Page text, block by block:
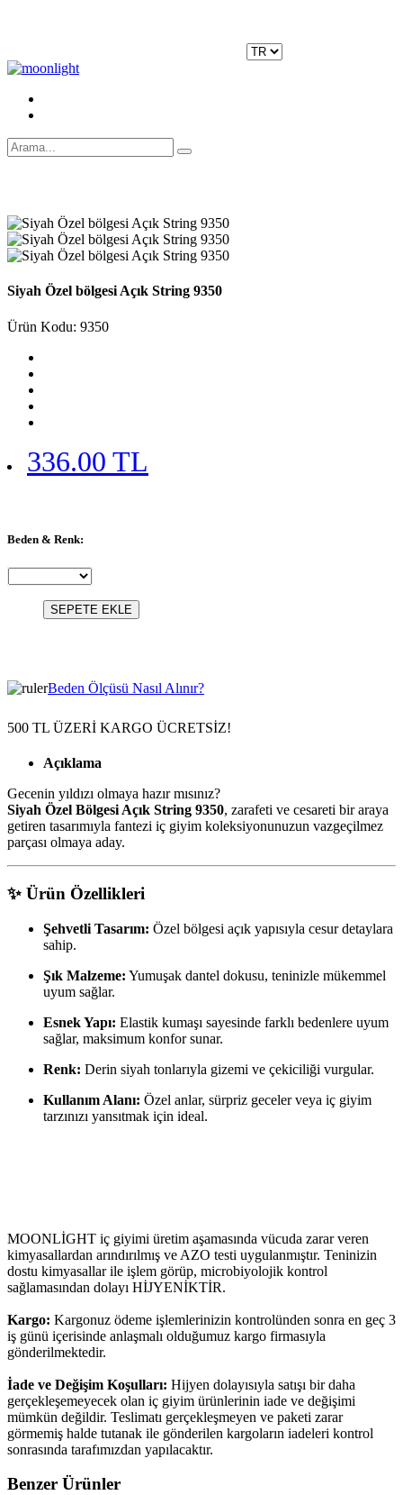
Siyah Özel bölgesi Açık String 9350
Ürün Kodu: 9350
336.00 TL
Beden & Renk:
SEPETE EKLE
Beden Ölçüsü Nasıl Alınır?
500 TL ÜZERİ KARGO ÜCRETSİZ!
Açıklama
Gecenin yıldızı olmaya hazır mısınız?
Siyah Özel Bölgesi Açık String 9350, zarafeti ve cesareti bir araya
getiren tasarımıyla fantezi iç giyim koleksiyonunuzun vazgeçilmez
parçası olmaya aday.
✨ Ürün Özellikleri
Şehvetli Tasarım: Özel bölgesi açık yapısıyla cesur detaylara
sahip.
Şık Malzeme: Yumuşak dantel dokusu, teninizle mükemmel
uyum sağlar.
Esnek Yapı: Elastik kumaşı sayesinde farklı bedenlere uyum
sağlar, maksimum konfor sunar.
Renk: Derin siyah tonlarıyla gizemi ve çekiciliği vurgular.
Kullanım Alanı: Özel anlar, sürpriz geceler veya iç giyim
tarzınızı yansıtmak için ideal.
MOONLİGHT iç giyimi üretim aşamasında vücuda zarar veren
kimyasallardan arındırılmış ve AZO testi uygulanmıştır. Teninizin
dostu kimyasallar ile işlem görüp, microbiyolojik kontrol
sağlamasından dolayı HİJYENİKTİR.
Kargo: Kargonuz ödeme işlemlerinizin kontrolünden sonra en geç 3
iş günü içerisinde anlaşmalı olduğumuz kargo firmasıyla
gönderilmektedir.
İade ve Değişim Koşulları: Hijyen dolayısıyla satışı bir daha
gerçekleşemeyecek olan iç giyim ürünlerinin iade ve değişimi
mümkün değildir. Teslimatı gerçekleşmeyen ve paketi zarar
görmemiş halde tutanak ile gönderilen kargoların iadeleri kontrol
sonrasında tarafımızdan yapılacaktır.
Benzer Ürünler